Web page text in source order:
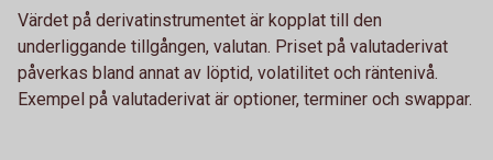
Värdet på derivatinstrumentet är kopplat till den
underliggande tillgången, valutan. Priset på valutaderivat
påverkas bland annat av löptid, volatilitet och räntenivå.
Exempel på valutaderivat är optioner, terminer och swappar.